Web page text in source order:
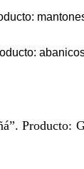
Producto: